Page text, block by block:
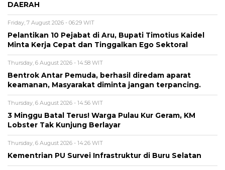
DAERAH
Friday, 7 August 2026 - 06:29 WIT
Pelantikan 10 Pejabat di Aru, Bupati Timotius Kaidel
Minta Kerja Cepat dan Tinggalkan Ego Sektoral
Thursday, 6 August 2026 - 14:58 WIT
Bentrok Antar Pemuda, berhasil diredam aparat
keamanan, Masyarakat diminta jangan terpancing.
Thursday, 6 August 2026 - 14:56 WIT
3 Minggu Batal Terus! Warga Pulau Kur Geram, KM
Lobster Tak Kunjung Berlayar
Thursday, 6 August 2026 - 14:26 WIT
Kementrian PU Survei Infrastruktur di Buru Selatan